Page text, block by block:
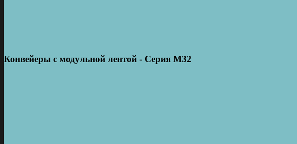
Конвейеры с модульной лентой - Серия М32